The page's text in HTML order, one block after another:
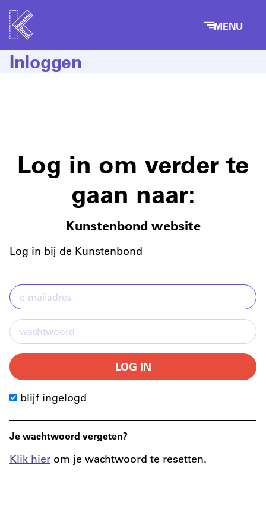
MENU
Inloggen
Log in om verder te
gaan naar:
Kunstenbond website
Log in bij de Kunstenbond
LOG IN
blijf ingelogd
Je wachtwoord vergeten?
Klik hier om je wachtwoord te resetten.